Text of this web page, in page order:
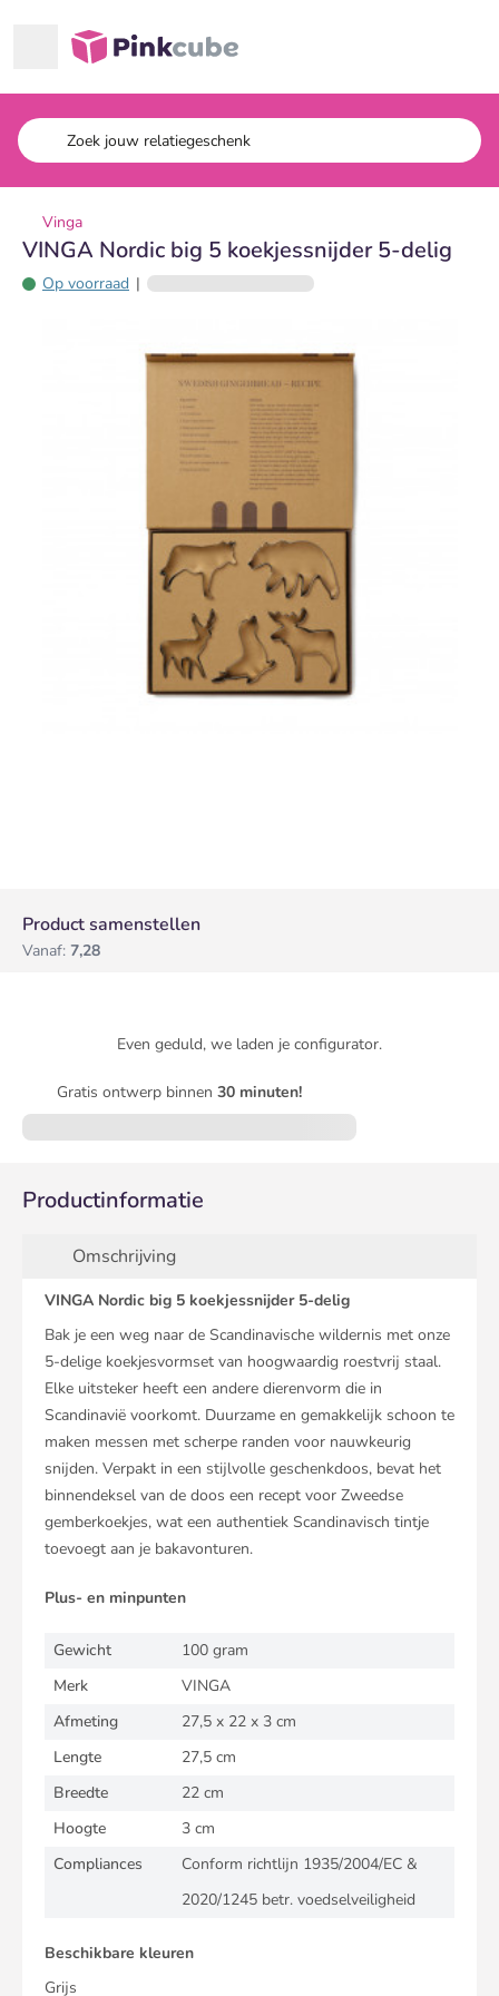
Pinkcube
Vinga
VINGA Nordic big 5 koekjessnijder 5-delig
Op voorraad |
Product samenstellen
Vanaf: 7,28
Even geduld, we laden je configurator.
Gratis ontwerp binnen 30 minuten!
Productinformatie
Omschrijving
VINGA Nordic big 5 koekjessnijder 5-delig
Bak je een weg naar de Scandinavische wildernis met onze
5-delige koekjesvormset van hoogwaardig roestvrij staal.
Elke uitsteker heeft een andere dierenvorm die in
Scandinavië voorkomt. Duurzame en gemakkelijk schoon te
maken messen met scherpe randen voor nauwkeurig
snijden. Verpakt in een stijlvolle geschenkdoos, bevat het
binnendeksel van de doos een recept voor Zweedse
gemberkoekjes, wat een authentiek Scandinavisch tintje
toevoegt aan je bakavonturen.
Plus- en minpunten
Gewicht
100 gram
Merk
VINGA
Afmeting
27,5 x 22 x 3 cm
Lengte
27,5 cm
Breedte
22 cm
Hoogte
3 cm
Compliances
Conform richtlijn 1935/2004/EC &
2020/1245 betr. voedselveiligheid
Beschikbare kleuren
Grijs